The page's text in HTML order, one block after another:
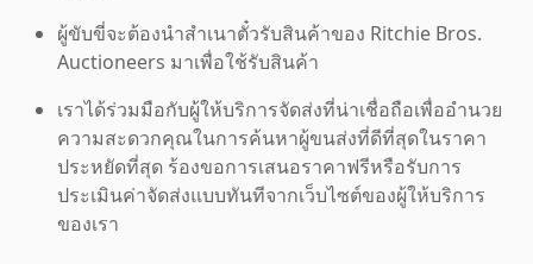
ผู้ขับขี่จะต้องนำสำเนาตั๋วรับสินค้าของ Ritchie Bros.
Auctioneers มาเพื่อใช้รับสินค้า
เราได้ร่วมมือกับผู้ให้บริการจัดส่งที่น่าเชื่อถือเพื่ออำนวย
ความสะดวกคุณในการค้นหาผู้ขนส่งที่ดีที่สุดในราคา
ประหยัดที่สุด ร้องขอการเสนอราคาฟรีหรือรับการ
ประเมินค่าจัดส่งแบบทันทีจากเว็บไซต์ของผู้ให้บริการ
ของเรา